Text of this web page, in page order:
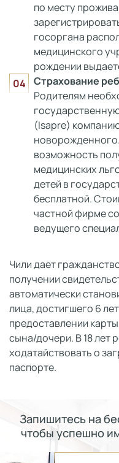
по месту
госоргана
медицинского
рождении
Страхование
Родителям
(Isapre)
возможность
медицинских
детей в
бесплатной.
частной фирме
ведущего
Чили дает
получении
автоматически
лица, достигшего 6
предоставлении
сына/дочери. В 18 лет
ходатайствовать о
паспорте.
Запишитесь на
чтобы успешно